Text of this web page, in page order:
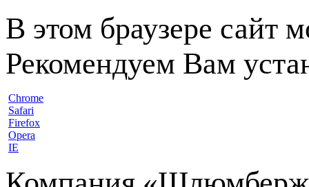
В этом браузере сайт
Рекомендуем Вам
Chrome
Safari
Firefox
Opera
IE